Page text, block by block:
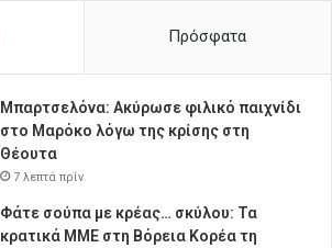
Πρόσφατα
Μπαρτσελόνα: Ακύρωσε φιλικό παιχνίδι
στο Μαρόκο λόγω της κρίσης στη
Θέουτα
7 λεπτά πρίν
Φάτε σούπα με κρέας… σκύλου: Τα
κρατικά ΜΜΕ στη Βόρεια Κορέα τη